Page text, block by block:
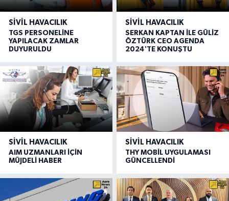
SIVIL HAVACILIK
TGS PERSONELİNE
YAPILACAK ZAMLAR
DUYURULDU
SIVIL HAVACILIK
SERKAN KAPTAN İLE GÜLİZ
ÖZTÜRK CEO AGENDA
2024'TE KONUŞTU
SIVIL HAVACILIK
AIM UZMANLARI İÇİN
MÜJDELİ HABER
SIVIL HAVACILIK
THY MOBİL UYGULAMASI
GÜNCELLENDİ